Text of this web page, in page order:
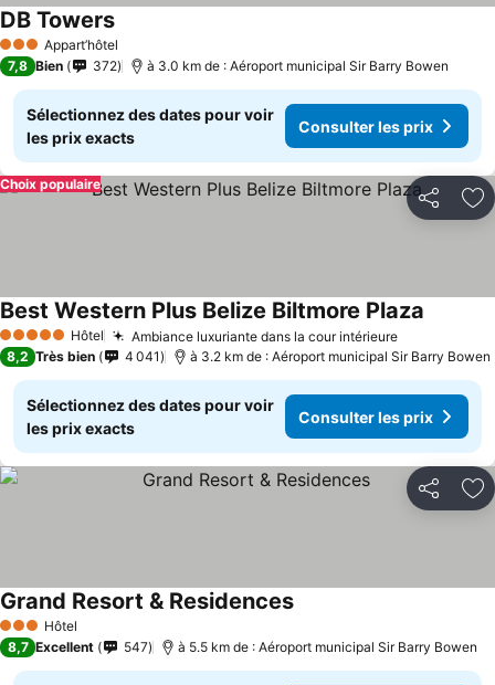
3 ÉtoilesAppart’hôtel
DB Towers
7,8 Bien 372 à 3.0 km de : Aéroport municipal Sir Barry Bowen
Sélectionnez des dates pour voir
les prix exacts
Consulter les prix
Partager
Choix populaire
5 Étoiles Hôtel Ambiance luxuriante dans la cour intérieure
Best Western Plus Belize Biltmore Plaza
8,2 Très bien 4 041 à 3.2 km de : Aéroport municipal Sir Barry Bowen
Sélectionnez des dates pour voir
les prix exacts
Consulter les prix
Partager
3 ÉtoilesHôtel
Grand Resort & Residences
8,7 Excellent 547 à 5.5 km de : Aéroport municipal Sir Barry Bowen